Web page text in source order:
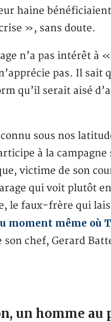
haine
», sans doute.
n’a pas intérêt
pas. Il sait
qu’il serait aisé
sous nos
à la
victime de son
qui voit plutôt
le faux-frère qui
moment même où
chef, Gerard
un homme au